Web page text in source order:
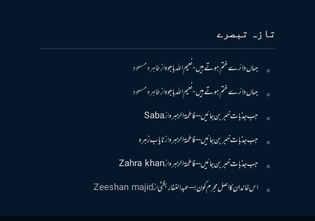
تازہ تبصرے
جہاں دائرے ختم ہوتے ہیں- نعیم اللہ باجوہازطاہرہ مسعود
جہاں دائرے ختم ہوتے ہیں- نعیم اللہ باجوہازطاہرہ مسعود
جب جذبات خبر بن جائیں – فاطمۃالزہرہازSaba
جب جذبات خبر بن جائیں – فاطمۃالزہرہازنایاب زہرہ
جب جذبات خبر بن جائیں – فاطمۃالزہرہازZahra khan
اس خاندان کا اصل مجرم کون! – عبدالغفار بگٹیازZeeshan majid